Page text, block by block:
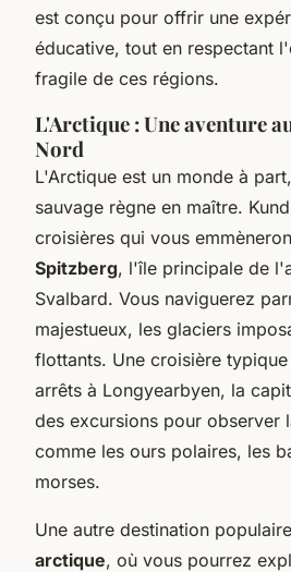
est conçu pour offrir une
éducative, tout en respectant
fragile de ces régions.
L'Arctique : Une aventure
Nord
L'Arctique est un monde à
sauvage règne en maître.
croisières qui vous
Spitzberg, l'île principale de
Svalbard. Vous naviguerez
majestueux, les glaciers
flottants. Une croisière
arrêts à Longyearbyen, la
des excursions pour observer
comme les ours polaires, les
morses.
Une autre destination
arctique, où vous pourrez